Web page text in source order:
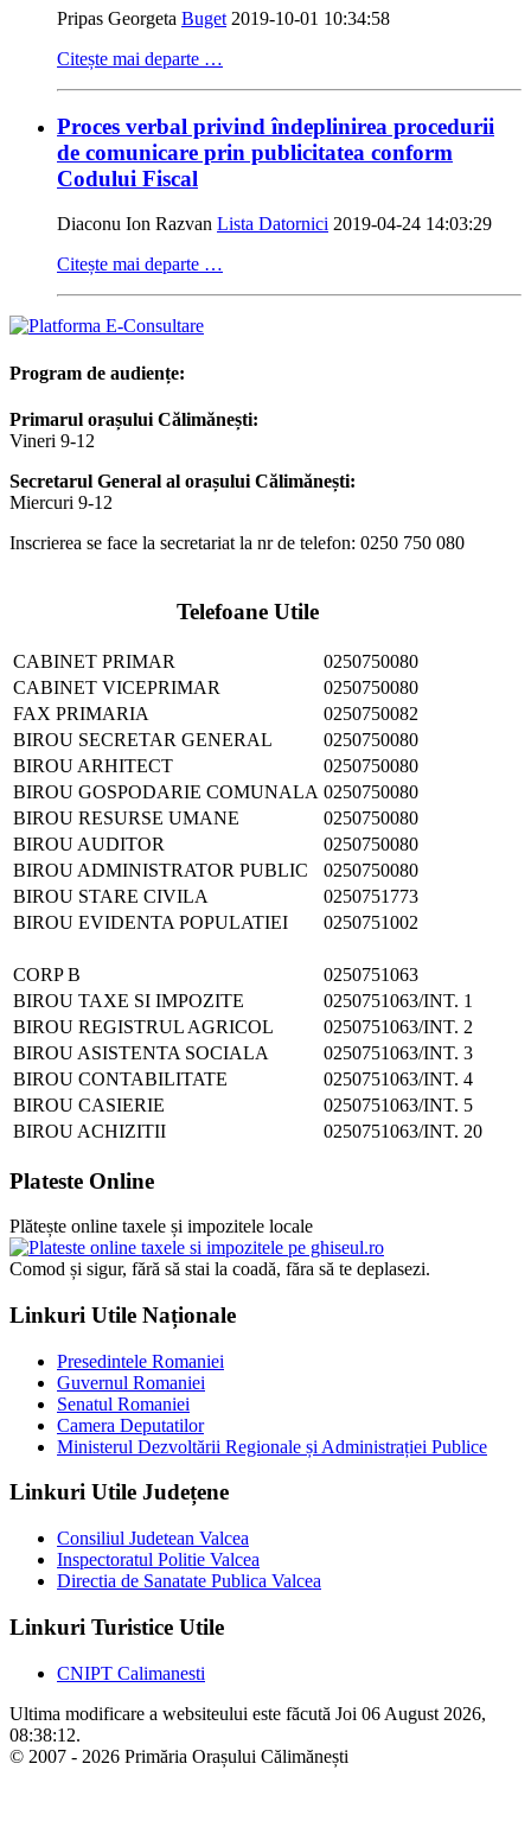
Pripas Georgeta Buget 2019-10-01 10:34:58
Citește mai departe …
Proces verbal privind îndeplinirea procedurii
de comunicare prin publicitatea conform
Codului Fiscal
Diaconu Ion Razvan Lista Datornici 2019-04-24 14:03:29
Citește mai departe …
Program de audiențe:
Primarul orașului Călimănești:
Vineri 9-12
Secretarul General al orașului Călimănești:
Miercuri 9-12
Inscrierea se face la secretariat la nr de telefon: 0250 750 080
Telefoane Utile
CABINET PRIMAR
0250750080
CABINET VICEPRIMAR
0250750080
FAX PRIMARIA
0250750082
BIROU SECRETAR GENERAL
0250750080
BIROU ARHITECT
0250750080
BIROU GOSPODARIE COMUNALA 0250750080
BIROU RESURSE UMANE
0250750080
BIROU AUDITOR
0250750080
BIROU ADMINISTRATOR PUBLIC
0250750080
BIROU STARE CIVILA
0250751773
BIROU EVIDENTA POPULATIEI
0250751002
CORP B
0250751063
BIROU TAXE SI IMPOZITE
0250751063/INT. 1
BIROU REGISTRUL AGRICOL
0250751063/INT. 2
BIROU ASISTENTA SOCIALA
0250751063/INT. 3
BIROU CONTABILITATE
0250751063/INT. 4
BIROU CASIERIE
0250751063/INT. 5
BIROU ACHIZITII
0250751063/INT. 20
Plateste Online
Plătește online taxele și impozitele locale
Comod și sigur, fără să stai la coadă, făra să te deplasezi.
Linkuri Utile Naționale
Presedintele Romaniei
Guvernul Romaniei
Senatul Romaniei
Camera Deputatilor
Ministerul Dezvoltării Regionale și Administrației Publice
Linkuri Utile Județene
Consiliul Judetean Valcea
Inspectoratul Politie Valcea
Directia de Sanatate Publica Valcea
Linkuri Turistice Utile
CNIPT Calimanesti
Ultima modificare a websiteului este făcută Joi 06 August 2026,
08:38:12.
© 2007 - 2026 Primăria Orașului Călimănești